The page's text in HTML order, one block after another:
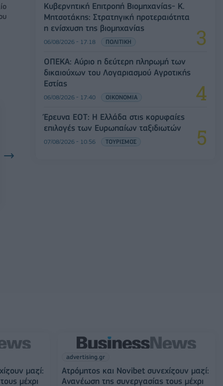
Κυβερνητική Επιτροπή Βιομηχανίας- Κ.
Μητσοτάκης: Στρατηγική προτεραιότητα
η ενίσχυση της βιομηχανίας
06/08/2026 - 17:18 ΠΟΛΙΤΙΚΗ
ΟΠΕΚΑ: Αύριο η δεύτερη πληρωμή των
δικαιούχων του Λογαριασμού Αγροτικής
Εστίας
06/08/2026 - 17:40 ΟΙΚΟΝΟΜΙΑ
Έρευνα ΕΟΤ: Η Ελλάδα στις κορυφαίες
επιλογές των Ευρωπαίων ταξιδιωτών
07/08/2026 - 10:56 ΤΟΥΡΙΣΜΟΣ
μαζί:
μέχρι
advertising.gr
Ατρόμητος και Novibet συνεχίζουν μαζί:
Ανανέωση της συνεργασίας τους μέχρι